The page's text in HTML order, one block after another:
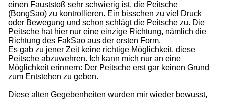
einen Fauststoß sehr schwierig ist, die Peitsche
(BongSao) zu kontrollieren. Ein bisschen zu viel Druck
oder Bewegung und schon schlägt die Peitsche zu. Die
Peitsche hat hier nur eine einzige Richtung, nämlich die
Richtung des FakSao aus der ersten Form.
Es gab zu jener Zeit keine richtige Möglichkeit, diese
Peitsche abzuwehren. Ich kann mich nur an eine
Möglichkeit erinnern: Der Peitsche erst gar keinen Grund
zum Entstehen zu geben.
Diese alten Gegebenheiten wurden mir wieder bewusst,